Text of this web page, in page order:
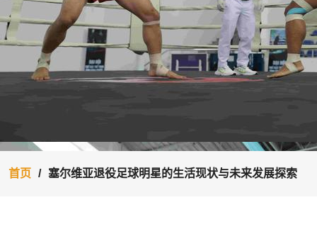
首页 塞尔维亚退役足球明星的生活现状与未来发展探索